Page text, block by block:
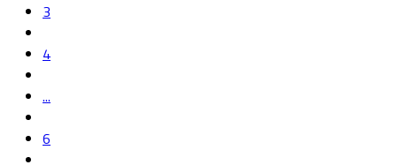
3
4
...
6